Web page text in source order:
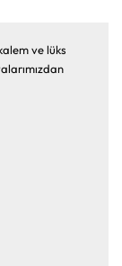
ve lüks